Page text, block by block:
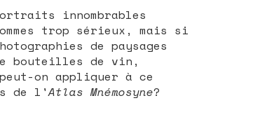
innombrables
trop sérieux, mais si
de paysages
bouteilles de vin,
on appliquer à ce
de l'Atlas Mnémosyne?